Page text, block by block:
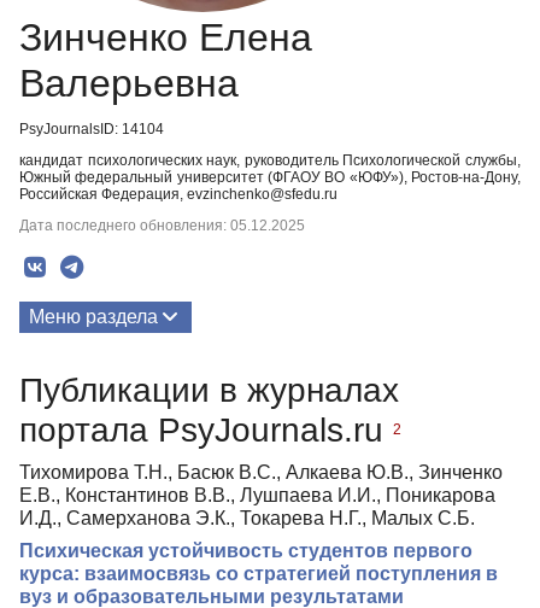
Зинченко Елена
Валерьевна
PsyJournalsID: 14104
кандидат психологических наук, руководитель Психологической службы,
Южный федеральный университет (ФГАОУ ВО «ЮФУ»), Ростов-на-Дону,
Российская Федерация, evzinchenko@sfedu.ru
Дата последнего обновления: 05.12.2025
Меню раздела
Публикации в журналах
портала PsyJournals.ru
2
Тихомирова Т.Н., Басюк В.С., Алкаева Ю.В., Зинченко
Е.В., Константинов В.В., Лушпаева И.И., Поникарова
И.Д., Самерханова Э.К., Токарева Н.Г., Малых С.Б.
Психическая устойчивость студентов первого
курса: взаимосвязь со стратегией поступления в
вуз и образовательными результатами